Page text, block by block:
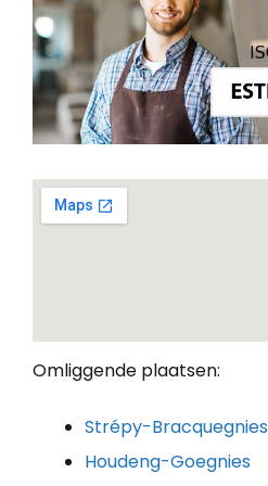
Omliggende plaatsen:
Strépy-Bracquegnies
Houdeng-Goegnies